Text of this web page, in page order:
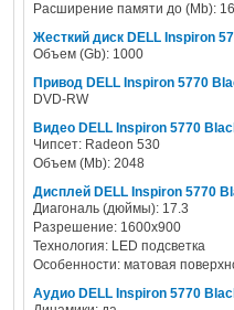
Расширение памяти до (Mb):
Жесткий диск DELL Inspiron
Объем (Gb): 1000
Привод DELL Inspiron 5770
DVD-RW
Видео DELL Inspiron 5770
Чипсет: Radeon 530
Объем (Mb): 2048
Дисплей DELL Inspiron 5770
Диагональ (дюймы): 17.3
Разрешение: 1600x900
Технология: LED подсветка
Особенности: матовая
Аудио DELL Inspiron 5770